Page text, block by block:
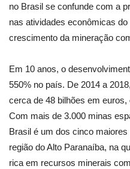
no Brasil se confunde com a
nas atividades econômicas
crescimento da mineração
Em 10 anos, o
550% no país. De 2014 a
cerca de 48 bilhões em
Com mais de 3.000 minas
Brasil é um dos cinco
região do Alto Paranaíba, na
rica em recursos minerais